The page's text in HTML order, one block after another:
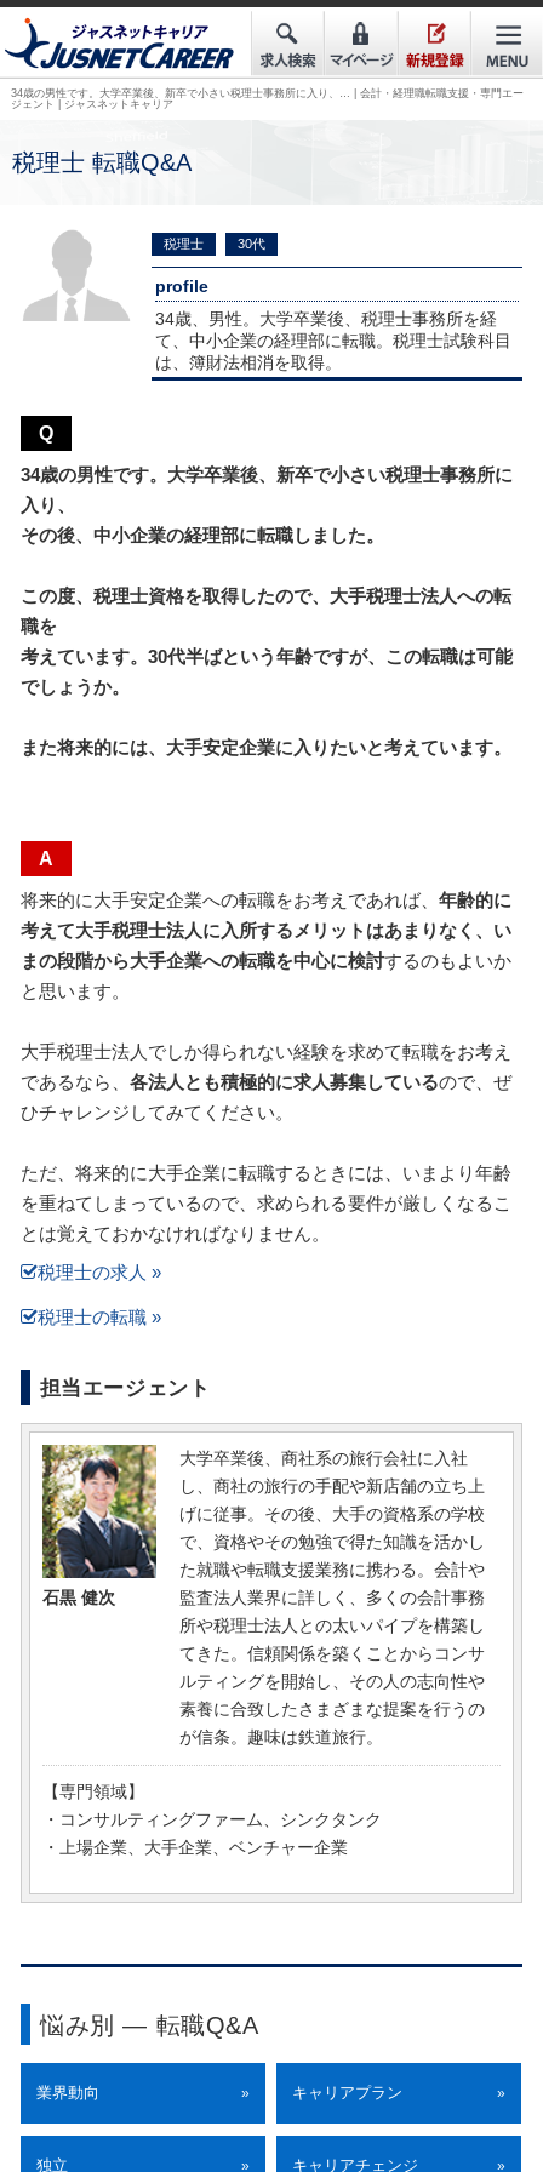
34歳の男性です。大学卒業後、新卒で小さい税理士事務所に入り、… | 会計・経理職転職支援・専門エー
ジェント | ジャスネットキャリア
税理士 転職Q&A
税理士 30代
profile
34歳、男性。大学卒業後、税理士事務所を経
て、中小企業の経理部に転職。税理士試験科目
は、簿財法相消を取得。
Q
34歳の男性です。大学卒業後、新卒で小さい税理士事務所に
入り、
その後、中小企業の経理部に転職しました。
この度、税理士資格を取得したので、大手税理士法人への転
職を
考えています。30代半ばという年齢ですが、この転職は可能
でしょうか。
また将来的には、大手安定企業に入りたいと考えています。
A
将来的に大手安定企業への転職をお考えであれば、 年齢的に
考えて大手税理士法人に入所するメリットはあまりなく、い
まの段階から大手企業への転職を中心に検討するのもよいか
と思います。
大手税理士法人でしか得られない経験を求めて転職をお考え
であるなら、 各法人とも積極的に求人募集しているので、ぜ
ひチャレンジしてみてください。
ただ、将来的に大手企業に転職するときには、いまより年齢
を重ねてしまっているので、求められる要件が厳しくなるこ
とは覚えておかなければなりません。
税理士の求人 »
税理士の転職 »
担当エージェント
石黒 健次
大学卒業後、商社系の旅行会社に入社
し、商社の旅行の手配や新店舗の立ち上
げに従事。その後、大手の資格系の学校
で、資格やその勉強で得た知識を活かし
た就職や転職支援業務に携わる。会計や
監査法人業界に詳しく、多くの会計事務
所や税理士法人との太いパイプを構築し
てきた。信頼関係を築くことからコンサ
ルティングを開始し、その人の志向性や
素養に合致したさまざまな提案を行うの
が信条。趣味は鉄道旅行。
【専門領域】
・コンサルティングファーム、シンクタンク
・上場企業、大手企業、ベンチャー企業
悩み別 ― 転職Q&A
業界動向 » キャリアプラン »
独立 » キャリアチェンジ »